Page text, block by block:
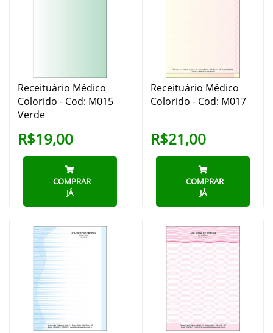
Receituário Médico
Colorido - Cod: M015
Verde
R$19,00
COMPRAR
JÁ
Receituário Médico
Colorido - Cod: M017
R$21,00
COMPRAR
JÁ